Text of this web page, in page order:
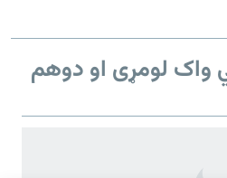
واک لومړی او دوهم